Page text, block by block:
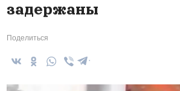
задержаны
Поделиться